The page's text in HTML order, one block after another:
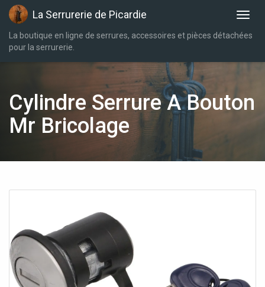
La Serrurerie de Picardie
La boutique en ligne de serrures, accessoires et pièces détachées
pour la serrurerie.
Cylindre Serrure A Bouton
Mr Bricolage